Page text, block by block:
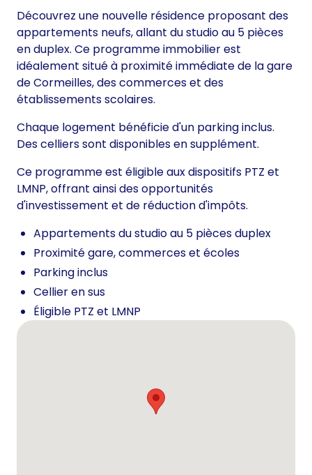
Découvrez une nouvelle résidence proposant des
appartements neufs, allant du studio au 5 pièces
en duplex. Ce programme immobilier est
idéalement situé à proximité immédiate de la gare
de Cormeilles, des commerces et des
établissements scolaires.
Chaque logement bénéficie d'un parking inclus.
Des celliers sont disponibles en supplément.
Ce programme est éligible aux dispositifs PTZ et
LMNP, offrant ainsi des opportunités
d'investissement et de réduction d'impôts.
Appartements du studio au 5 pièces duplex
Proximité gare, commerces et écoles
Parking inclus
Cellier en sus
Éligible PTZ et LMNP